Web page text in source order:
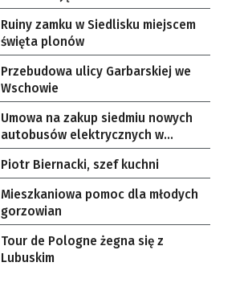
Ruiny zamku w Siedlisku miejscem
święta plonów
Przebudowa ulicy Garbarskiej we
Wschowie
Umowa na zakup siedmiu nowych
autobusów elektrycznych w
Zielonej Górze
Piotr Biernacki, szef kuchni
Mieszkaniowa pomoc dla młodych
gorzowian
Tour de Pologne żegna się z
Lubuskim